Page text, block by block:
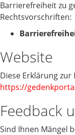
Barrierefreiheit zu
Rechtsvorschriften:
Website
Diese Erklärung
https://
Feedback
Sind Ihnen Mängel